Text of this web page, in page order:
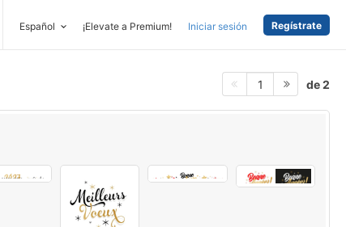
Español ¡Elevate a Premium! Iniciar sesión Regístrate
1 de 2